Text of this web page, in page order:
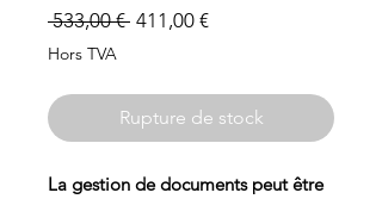
533,00 € Prix
411,00 €Prix
Hors TVA
Rupture de stock
La gestion de documents peut être